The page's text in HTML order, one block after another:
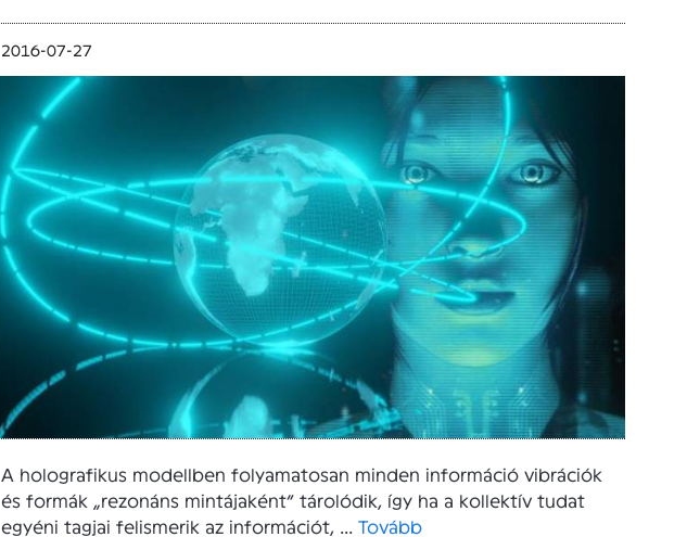
2016-07-27
A holografikus modellben folyamatosan minden információ vibrációk
és formák „rezonáns mintájaként” tárolódik, így ha a kollektív tudat
egyéni tagjai felismerik az információt, ... Tovább